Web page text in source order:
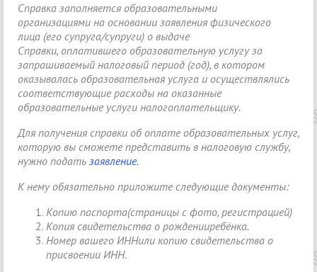
Справка заполняется образовательными
организациями на основании заявления физического
лица (его супруга/супруги) о выдаче
Справки, оплатившего образовательную услугу за
запрашиваемый налоговый период (год), в котором
оказывалась образовательная услуга и осуществлялись
соответствующие расходы на оказанные
образовательные услуги налогоплательщику.
Для получения справки об оплате образовательных услуг,
которую вы сможете представить в налоговую службу,
нужно подать заявление.
К нему обязательно приложите следующие документы:
Копию паспорта(страницы с фото, регистрацией)
Копия свидетельства о рожденииребёнка.
Номер вашего ИННили копию свидетельства о
присвоении ИНН.